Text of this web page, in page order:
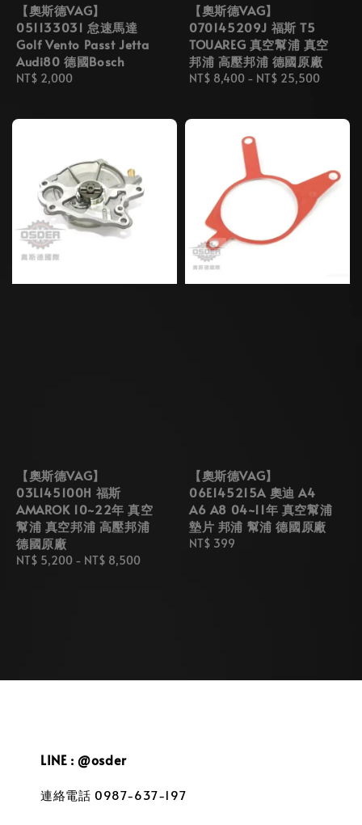
【奧斯德VAG】
051133031 怠速馬達
Golf Vento Passt Jetta
Audi80 德國Bosch
Regular
NT$ 2,000
【奧斯德VAG】
070145209J 福斯 T5
TOUAREG 真空幫浦 真空
邦浦 高壓邦浦 德國原廠
Regular
NT$ 8,400 - NT$ 25,500
【奧斯德VAG】
03L145100H 福斯
AMAROK 10~22年 真空
幫浦 真空邦浦 高壓邦浦
德國原廠
Regular
NT$ 5,200 - NT$ 8,500
【奧斯德VAG】
06E145215A 奧迪 A4
A6 A8 04~11年 真空幫浦
墊片 邦浦 幫浦 德國原廠
Regular
NT$ 399
LINE : @osder
連絡電話 0987-637-197